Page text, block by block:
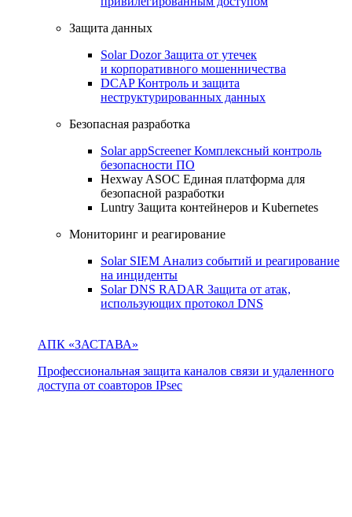
Защита данных
Solar DozorЗащита от утечек
и корпоративного мошенничества
DCAPКонтроль и защита
неструктурированных данных
Безопасная разработка
Solar appScreenerКомплексный контроль
безопасности ПО
Hexway ASOC Единая платформа для
безопасной разработки
Luntry Защита контейнеров и Kubernetes
Мониторинг и реагирование
Solar SIEM Анализ событий и реагирование
на инциденты
Solar DNS RADAR Защита от атак,
использующих протокол DNS
АПК «ЗАСТАВА»
Профессиональная защита каналов связи и удаленного
доступа от соавторов IPsec